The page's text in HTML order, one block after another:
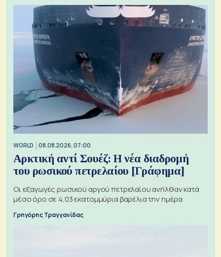
WORLD 08.08.2026, 07:00
Αρκτική αντί Σουέζ: Η νέα διαδρομή
του ρωσικού πετρελαίου [Γράφημα]
Οι εξαγωγές ρωσικού αργού πετρελαίου ανήλθαν κατά
μέσο όρο σε 4,03 εκατομμύρια βαρέλια την ημέρα
Γρηγόρης Τραγγανίδας